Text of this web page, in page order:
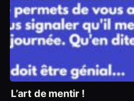
L’art de mentir !